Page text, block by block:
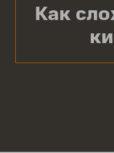
Как